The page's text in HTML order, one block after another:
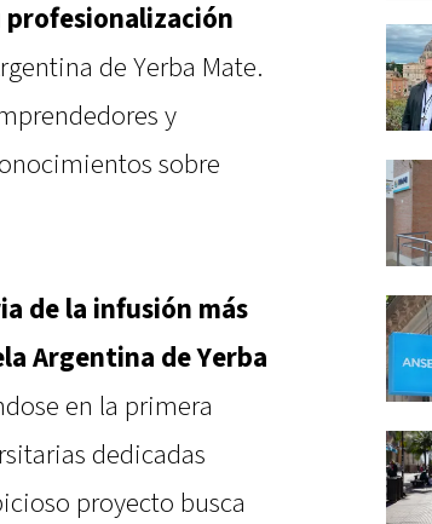
profesionalización
de Yerba Mate.
y
sobre
de la infusión más
Argentina de Yerba
en la primera
dedicadas
proyecto busca